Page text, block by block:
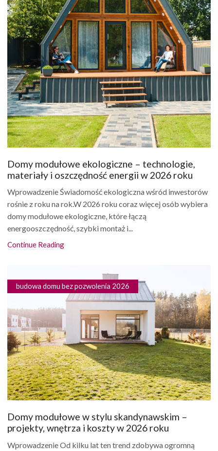
Domy modułowe ekologiczne – technologie,
materiały i oszczędność energii w 2026 roku
Wprowadzenie Świadomość ekologiczna wśród inwestorów
rośnie z roku na rok.W 2026 roku coraz więcej osób wybiera
domy modułowe ekologiczne, które łączą
energooszczędność, szybki montaż i...
Continue Reading
budowa domu bez pozwolenia 2026
Domy modułowe w stylu skandynawskim –
projekty, wnętrza i koszty w 2026 roku
Wprowadzenie Od kilku lat ten trend zdobywa ogromną